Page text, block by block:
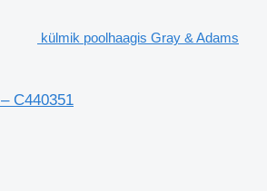
külmik poolhaagis Gray & Adams
C440351